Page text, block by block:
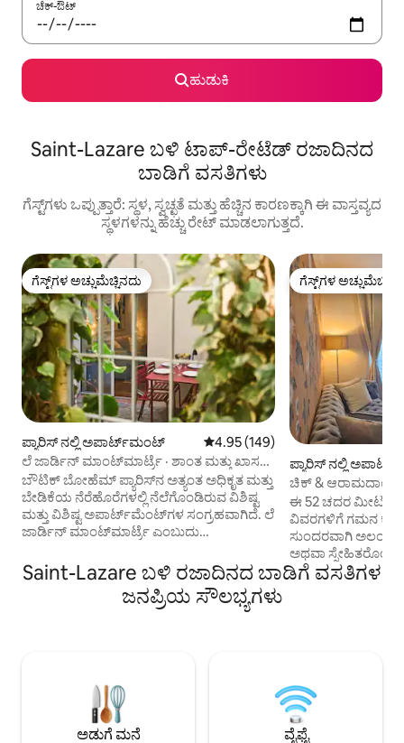
ಚೆಕ್-ಔಟ್
ಹುಡುಕಿ
Saint-Lazare ಬಳಿ ಟಾಪ್-ರೇಟೆಡ್ ರಜಾದಿನದ
ಬಾಡಿಗೆ ವಸತಿಗಳು
ಗೆಸ್ಟ್‌ಗಳು ಒಪ್ಪುತ್ತಾರೆ: ಸ್ಥಳ, ಸ್ವಚ್ಛತೆ ಮತ್ತು ಹೆಚ್ಚಿನ ಕಾರಣಕ್ಕಾಗಿ ಈ ವಾಸ್ತವ್ಯದ
ಸ್ಥಳಗಳನ್ನು ಹೆಚ್ಚು ರೇಟ್ ಮಾಡಲಾಗುತ್ತದೆ.
ಗೆಸ್ಟ್‌ಗಳ ಅಚ್ಚುಮೆಚ್ಚಿನದು
ಗೆಸ್ಟ್‌ಗಳ ಅಚ್ಚುಮೆಚ್ಚಿನದು
ಪ್ಯಾರಿಸ್ ನಲ್ಲಿ ಅಪಾರ್ಟ್‌ಮಂಟ್ 5 ರಲ್ಲಿ 4.95 ಸರಾಸರಿ ರೇಟಿಂಗ್, 149
4.95 (149)
ಲೆ ಜಾರ್ಡಿನ್ ಮಾಂಟ್‌ಮಾರ್ಟ್ರೆ · ಶಾಂತ ಮತ್ತು ಖಾಸಗಿ
ಟೆರೇಸ್
ಬೌಟಿಕ್ ಬೋಹೆಮ್ ಪ್ಯಾರಿಸ್‌ನ ಅತ್ಯಂತ ಅಧಿಕೃತ ಮತ್ತು
ಬೇಡಿಕೆಯ ನೆರೆಹೊರೆಗಳಲ್ಲಿ ನೆಲೆಗೊಂಡಿರುವ ವಿಶಿಷ್ಟ
ಮತ್ತು ವಿಶಿಷ್ಟ ಅಪಾರ್ಟ್‌ಮೆಂಟ್‌ಗಳ ಸಂಗ್ರಹವಾಗಿದೆ. ಲೆ
ಜಾರ್ಡಿನ್ ಮಾಂಟ್‌ಮಾರ್ಟ್ರೆ ಎಂಬುದು
ವಿನ್ಯಾಸದಿಂದ ನೇತೃತ್ವದ ಅಪಾರ್ಟ್‌ಮೆಂಟ್ ಆಗಿದೆ,
ಇದು ಸ್ಯಾಕ್ರೆ-ಕೋರ್ ಮತ್ತು ಪ್ಲೇಸ್ ಡು ಟೆರ್ಟ್ರೆಯಿಂದ
ಕೇವಲ 5 ನಿಮಿಷಗಳ ನಡಿಗೆಯಾಗಿದೆ. ಇದು ಖಾಸಗಿ 23
m² ಟೆರೇಸ್, ಈ ಐಕಾನಿಕ್ ಪ್ರದೇಶದಲ್ಲಿ ಅಪರೂಪದ
ಆರಾಮದಾಯಕ ವಾತಾವರಣವನ್ನು ನೀಡುತ್ತದೆ —
ನಗರವನ್ನು ಅನ್ವೇಷಿಸಿದ ನಂತರ ವಿಶ್ರಾಂತಿ ಪಡೆಯಲು
ಸೂಕ್ತ ಸ್ಥಳವಾಗಿದೆ.
ಗೆಸ್ಟ್‌ಗಳ
ಗೆಸ್ಟ್‌ಗಳ
ಪ್ಯಾರಿಸ್ ನಲ್ಲಿ
ಚಿಕ್ & ಆರಾಮದಾಯಕ
ಮಗಾಸಿನ್ಸ್
ಈ 52 ಚದರ ಮೀಟರ್
ವಿವರಗಳಿಗೆ ಗಮನ
ಸುಂದರವಾಗಿ
ಅಥವಾ
ಡ್ರೆಸ್ಸಿಂಗ್
(ರೆಸ್ಟೋರೆಂಟ್‌ಗಳು,
ಹತ್ತಿರದಲ್ಲಿರುವ ಈ
ಸೌಕರ್ಯವು ನಿಮ್ಮ ಎಲ್ಲಾ
Saint-Lazare ಬಳಿ ರಜಾದಿನದ ಬಾಡಿಗೆ ವಸತಿಗಳ
ಜನಪ್ರಿಯ ಸೌಲಭ್ಯಗಳು
ಅಡುಗೆ ಮನೆ ವೈಫೈ